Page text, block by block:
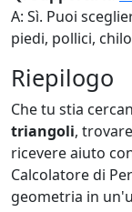
A: Sì. Puoi
piedi, pollici,
Riepilogo
Che tu stia
triangoli,
ricevere aiuto
Calcolatore di
geometria in